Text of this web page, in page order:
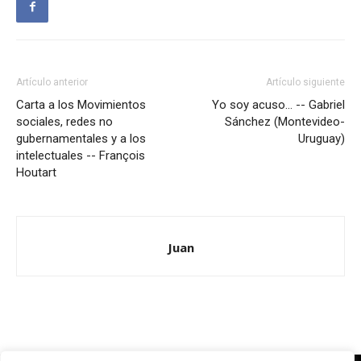
Artículo anterior
Carta a los Movimientos
sociales, redes no
gubernamentales y a los
intelectuales -- François
Houtart
Artículo siguiente
Yo soy acuso… -- Gabriel
Sánchez (Montevideo-
Uruguay)
Juan